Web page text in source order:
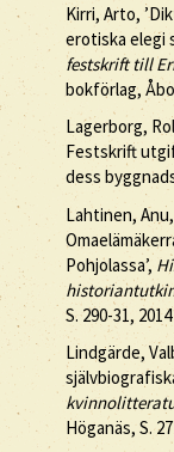
Kirri, Arto,
erotiska elegi
festskrift till
bokförlag,
Lagerborg,
Festskrift
dess
Lahtinen,
Pohjolassa’,
S. 290-31, 2014
Lindgärde,
Höganäs, S.